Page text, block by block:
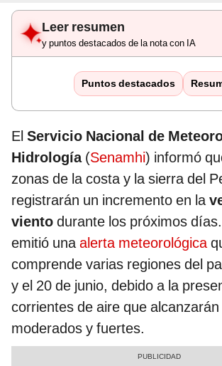
Leer resumen
y puntos destacados de la nota con IA
Puntos destacados
El Servicio Nacional de
Hidrología(Senamhi) informó
zonas de la costa y la sierra del
registrarán un incremento en la
viento durante los próximos
emitió unaalerta meteorológica
comprende varias regiones del
y el 20 de junio, debido a la
corrientes de aire que
moderados y fuertes.